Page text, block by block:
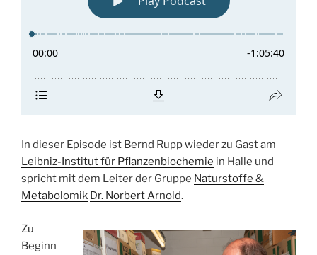
In dieser Episode ist Bernd Rupp wieder zu Gast am
Leibniz-Institut für Pflanzenbiochemie in Halle und
spricht mit dem Leiter der Gruppe Naturstoffe &
Metabolomik Dr. Norbert Arnold.
Zu
Beginn